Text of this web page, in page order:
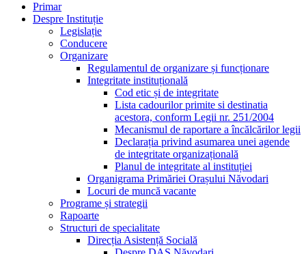
Primar
Despre Instituție
Legislație
Conducere
Organizare
Regulamentul de organizare și funcționare
Integritate instituțională
Cod etic și de integritate
Lista cadourilor primite si destinatia
acestora, conform Legii nr. 251/2004
Mecanismul de raportare a încălcărilor legii
Declarația privind asumarea unei agende
de integritate organizațională
Planul de integritate al instituției
Organigrama Primăriei Orașului Năvodari
Locuri de muncă vacante
Programe și strategii
Rapoarte
Structuri de specialitate
Direcția Asistență Socială